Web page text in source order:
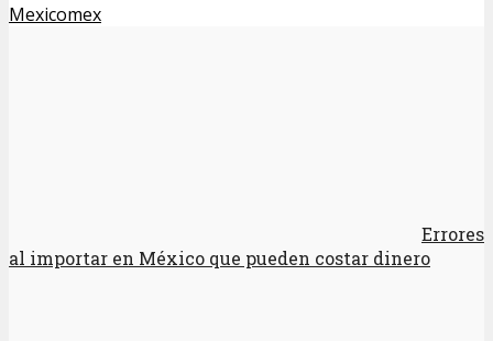
Mexicomex
Errores
al importar en México que pueden costar dinero